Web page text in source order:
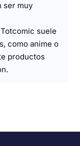
ser muy
Totcomic suele
como anime o
productos